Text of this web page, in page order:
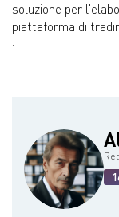
soluzione per
piattaforma di